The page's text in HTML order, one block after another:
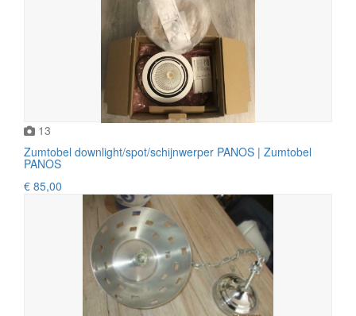
13
Zumtobel downlight/spot/schijnwerper PANOS | Zumtobel
PANOS
€ 85,00